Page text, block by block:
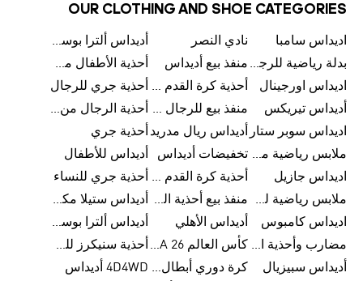
OUR CLOTHING AND SHOE CATEGORIES
اديداس سامبا نادي النصر
أديداس ألترا بوست
بدلة رياضية للرجال من أديداس منفذ بيع أديداس
أحذية الأطفال من أديداس
اديداس اورجينال
أحذية كرة القدم للرجال من أديداس
أحذية جري للرجال
أديداس تيريكس
منفذ بيع للرجال من أديداس
أحذية الرجال من أديداس
اديداس سوبر ستار
أديداس ريال مدريد أحذية جري
ملابس رياضية من أديداس تخفيضات أديداس
أديداس للأطفال
اديداس جازيل
أحذية كرة القدم من أديداس
أحذية جري للنساء
ملابس رياضية للأطفال من أديداس
منفذ بيع أحذية الرجال من أديداس
أديداس ستيلا مكارتني
اديداس كامبوس
أديداس الأهلي
أديداس ألترا بوست للنساء
مضارب وأحذية البادل من أديداس
كأس العالم FIFA 26™
أحذية سنيكرز للرجال من أديداس
أديداس سبيزيال
كرة دوري أبطال أوروبا من أديداس 4D4WD أديداس